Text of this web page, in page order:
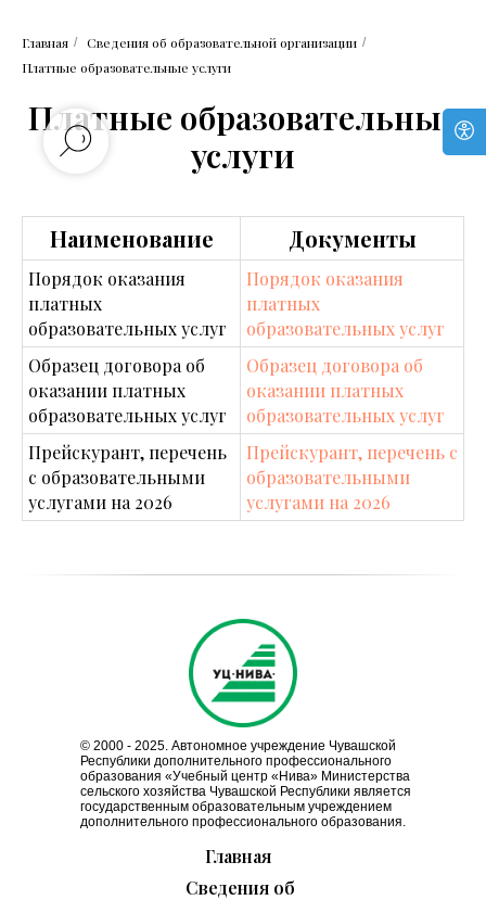
Главная / Сведения об образовательной организации /
Платные образовательные услуги
Платные образовательные
услуги
Наименование Документы
Порядок оказания
платных
образовательных услуг
Порядок оказания
платных
образовательных услуг
Образец договора об
оказании платных
образовательных услуг
Образец договора об
оказании платных
образовательных услуг
Прейскурант, перечень
с образовательными
услугами на 2026
Прейскурант, перечень с
образовательными
услугами на 2026
© 2000 - 2025. Автономное учреждение Чувашской
Республики дополнительного профессионального
образования «Учебный центр «Нива» Министерства
сельского хозяйства Чувашской Республики является
государственным образовательным учреждением
дополнительного профессионального образования.
Главная
Сведения об